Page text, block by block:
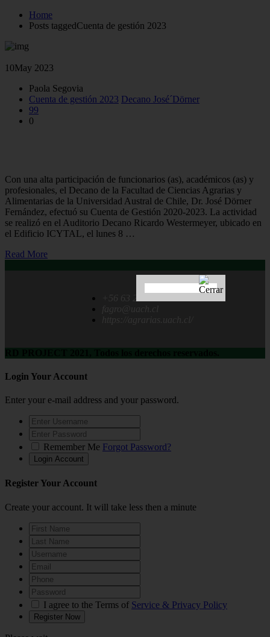
Home
Posts taggedCuenta de gestión 2023
10May 2023
Paola Segovia
Cuenta de gestión 2023 Decano José´Dörner
99
0
Con una alta participación de funcionarios (as), académicos (as) y
profesionales, el Decano de la Facultad de Ciencias Agrarias y
Alimentarias de la Universidad Austral de Chile, Dr. José Dörner
Fernández, efectuó su Cuenta de Gestión 2020-2023. La actividad
se realizó en el Auditorio Decano Ricardo Westermeyer, ubicado en
el Edificio ICYTAL, el lunes 8 …
Read More
Login Your Account
Enter your e-mail address and your password.
Remember Me Forgot Password?
Register Your Account
Create your account. It will take less then a minute
I agree to the Terms of Service & Privacy Policy